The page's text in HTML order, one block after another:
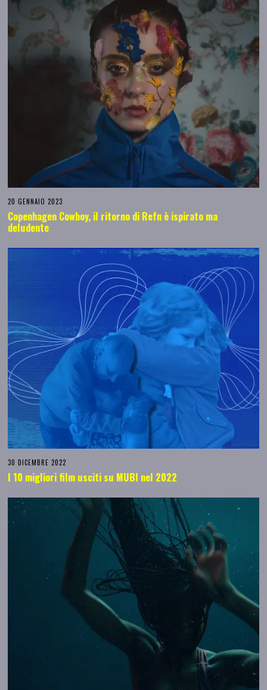
20 GENNAIO 2023
Copenhagen Cowboy, il ritorno di Refn è ispirato ma
deludente
30 DICEMBRE 2022
I 10 migliori film usciti su MUBI nel 2022